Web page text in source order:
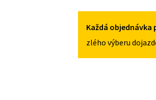
E63/E64
2004-
135/80R17
5X120
Každá
zlého výberu